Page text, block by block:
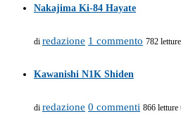
Nakajima Ki-84 Hayate
di redazione 1 commento 782
Kawanishi N1K Shiden
di redazione 0 commenti 866 letture